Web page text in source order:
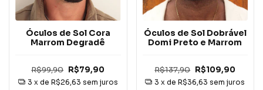
Óculos de Sol Cora
Marrom Degradê
R$99,90 R$79,90
3 x de R$26,63 sem juros
Óculos de Sol Dobrável
Domi Preto e Marrom
R$137,90 R$109,90
3 x deR$36,63 sem juros